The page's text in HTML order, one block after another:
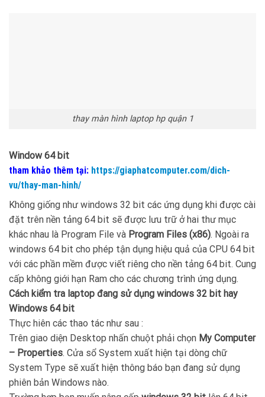
thay màn hình laptop hp quận 1
Window 64 bit
tham khảo thêm tại: https://giaphatcomputer.com/dich-
vu/thay-man-hinh/
Không giống như windows 32 bit các ứng dụng khi được cài
đặt trên nền tảng 64 bit sẽ được lưu trữ ở hai thư mục
khác nhau là Program File và Program Files (x86). Ngoài ra
windows 64 bit cho phép tận dụng hiệu quả của CPU 64 bit
với các phần mềm được viết riêng cho nền tảng 64 bit. Cung
cấp không giới hạn Ram cho các chương trình ứng dụng.
Cách kiểm tra laptop đang sử dụng windows 32 bit hay
Windows 64 bit
Thực hiên các thao tác như sau :
Trên giao diện Desktop nhấn chuột phải chọn My Computer
– Properties. Cửa sổ System xuất hiện tại dòng chữ
System Type sẽ xuất hiện thông báo bạn đang sử dụng
phiên bản Windows nào.